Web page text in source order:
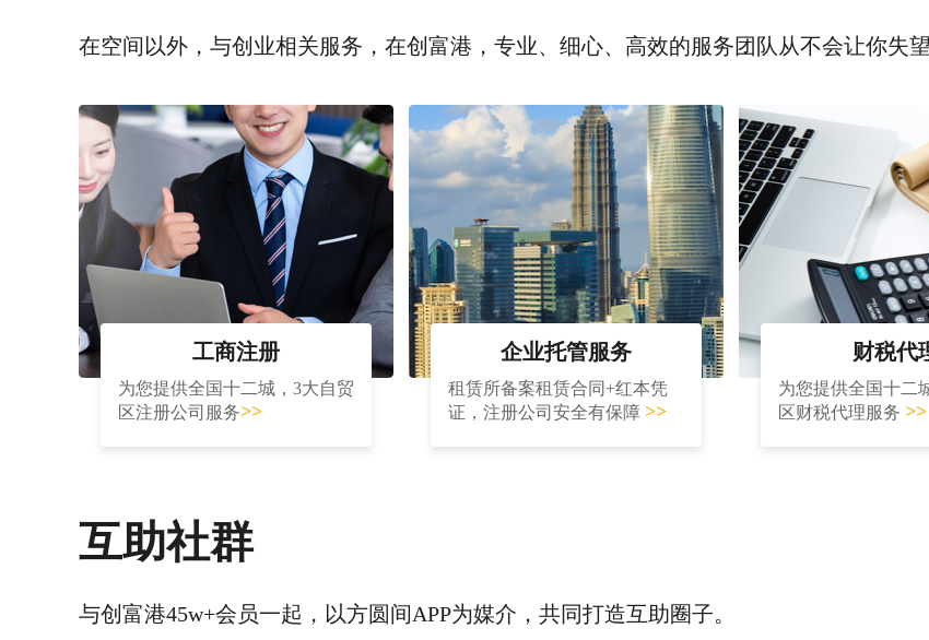
在空间以外，与创业相关服务，在创富港，专业、细心、高效的服务团队从不会让你失望
工商注册
为您提供全国十二城，3大自贸
区注册公司服务>>
企业托管服务
租赁所备案租赁合同+红本凭
证，注册公司安全有保障 >>
财税代
为您提供全国十二
区财税代理服务 >>
互助社群
与创富港45w+会员一起，以方圆间APP为媒介，共同打造互助圈子。